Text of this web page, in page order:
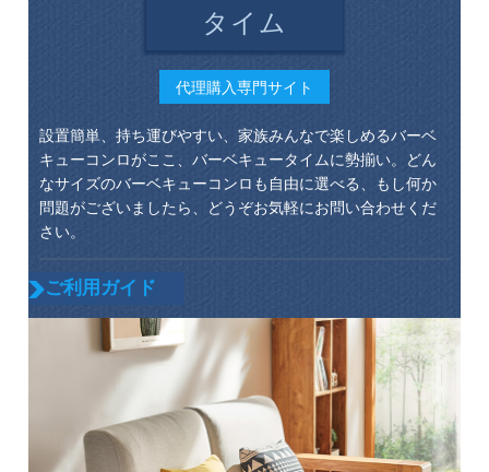
タイム
代理購入専門サイト
設置簡単、持ち運びやすい、家族みんなで楽しめるバーベ
キューコンロがここ、バーベキュータイムに勢揃い。どん
なサイズのバーベキューコンロも自由に選べる、もし何か
問題がございましたら、どうぞお気軽にお問い合わせくだ
さい。
ご利用ガイド